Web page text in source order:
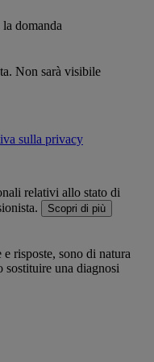
domanda
Non sarà visibile
sulla privacy
relativi allo stato di
Scopri di più
risposte, sono di natura
sostituire una diagnosi